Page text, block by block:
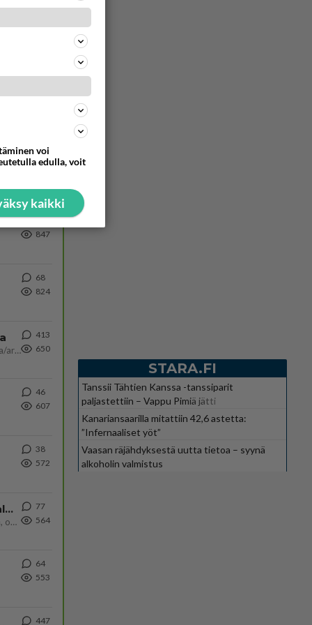
30
64
847
68
824
Näin tekisi ainakin Rydman seuratessaan idolinsa Trumpin mallia https://www.is.fi/politiikka/art-2000012187244.html
413
650
46
607
38
572
Kiteen Pallon superpesisjoukkue pelaa huumeiden vaikutuksen alaisena
Huumerikos. Yleisesti uskotaan, että se seikka, että eräs KiPan pelaaja kärähtää huumeista, on vain jäävuoren huippu. M
77
564
64
553
447
STARA.FI
Tanssii Tähtien Kanssa -tanssiparit
paljastettiin – Vappu Pimiä jätti
suosikkiohjelman
Kanariansaarilla mitattiin 42,6 astetta:
”Infernaaliset yöt”
Vaasan räjähdyksestä uutta tietoa – syynä
alkoholin valmistus
voi
edulla, voit
kaikki